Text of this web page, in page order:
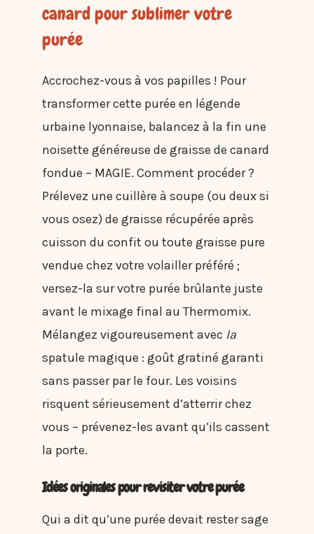
canard pour sublimer votre
purée
Accrochez-vous à vos papilles ! Pour
transformer cette purée en légende
urbaine lyonnaise, balancez à la fin une
noisette généreuse de graisse de canard
fondue – MAGIE. Comment procéder ?
Prélevez une cuillère à soupe (ou deux si
vous osez) de graisse récupérée après
cuisson du confit ou toute graisse pure
vendue chez votre volailler préféré ;
versez-la sur votre purée brûlante juste
avant le mixage final au Thermomix.
Mélangez vigoureusement avec la
spatule magique : goût gratiné garanti
sans passer par le four. Les voisins
risquent sérieusement d’atterrir chez
vous – prévenez-les avant qu’ils cassent
la porte.
Idées originales pour revisiter votre purée
Qui a dit qu’une purée devait rester sage